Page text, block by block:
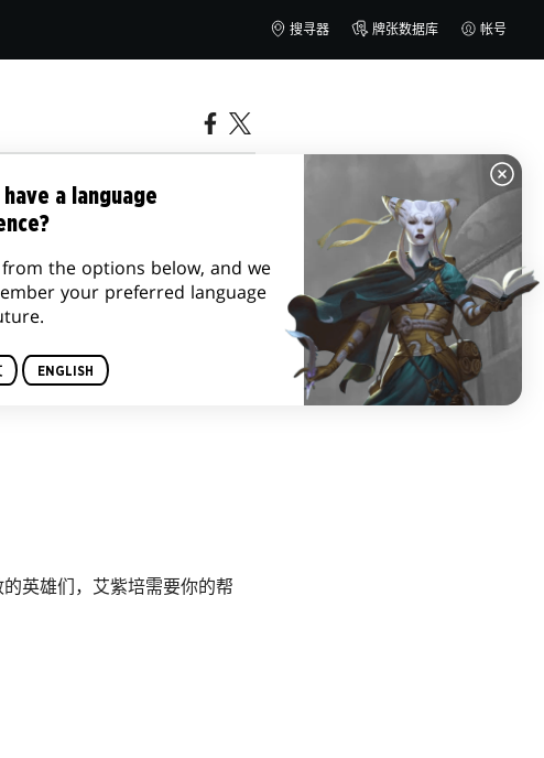
搜寻器 牌张数据库 帐号
哀悼逝去的朋友
英雄们，艾紫培需要你的帮
have a language
from the options below, and we
your preferred language
ENGLISH